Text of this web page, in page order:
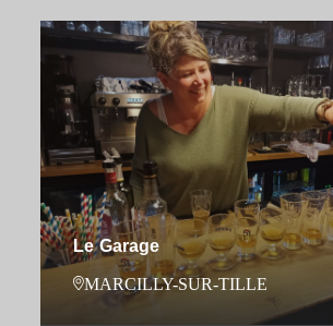
Le Garage
MARCILLY-SUR-TILLE